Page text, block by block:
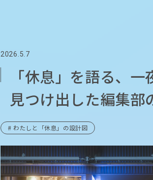
2026.5.7
「休息」を語る、
見つけ出した編集部
# わたしと「休息」の設計図